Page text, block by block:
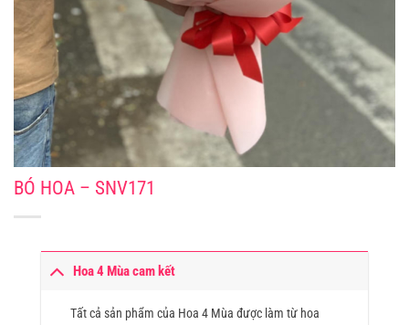
BÓ HOA – SNV171
Hoa 4 Mùa cam kết
Tất cả sản phẩm của Hoa 4 Mùa được làm từ hoa